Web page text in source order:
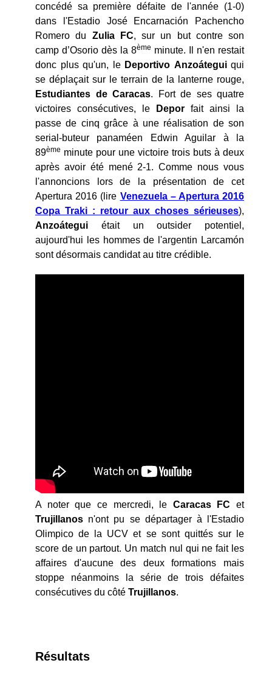
concédé sa première défaite de l'année (1-0)
dans l'Estadio José Encarnación Pachencho
Romero du Zulia FC, sur un but contre son
camp d’Osorio dès la 8ème minute. Il n'en restait
donc plus qu'un, le Deportivo Anzoáteguiqui
se déplaçait sur le terrain de la lanterne rouge,
Estudiantes de Caracas. Fort de ses quatre
victoires consécutives, le
Depor fait ainsi la
passe de cinq grâce à une réalisation de son
serial-buteur panaméen Edwin Aguilar à la
89ème minute pour une victoire trois buts à deux
après avoir été mené 2-1. Comme nous vous
l'annoncions lors de la présentation de cet
Apertura 2016 (lire Venezuela – Apertura 2016
Copa Traki : retour aux choses sérieuses),
Anzoátegui était un outsider potentiel,
aujourd'hui les hommes de l'argentin Larcamón
sont désormais candidat au titre crédible.
A noter que ce mercredi, le Caracas FC et
Trujillanos n'ont pu se départager à l'Estadio
Olimpico de la UCV et se sont quittés sur le
score de un partout. Un match nul qui ne fait les
affaires d'aucune des deux formations mais
stoppe néanmoins la série de trois défaites
consécutives du côté Trujillanos.
Résultats